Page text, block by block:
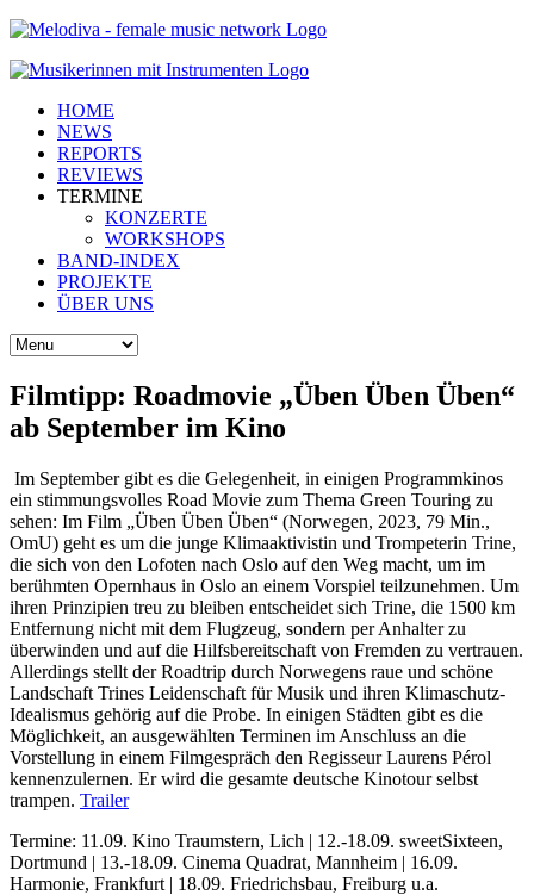
HOME
NEWS
REPORTS
REVIEWS
TERMINE
KONZERTE
WORKSHOPS
BAND-INDEX
PROJEKTE
ÜBER UNS
Filmtipp: Roadmovie „Üben Üben Üben“
ab September im Kino
Im September gibt es die Gelegenheit, in einigen Programmkinos
ein stimmungsvolles Road Movie zum Thema Green Touring zu
sehen: Im Film „Üben Üben Üben“ (Norwegen, 2023, 79 Min.,
OmU) geht es um die junge Klimaaktivistin und Trompeterin Trine,
die sich von den Lofoten nach Oslo auf den Weg macht, um im
berühmten Opernhaus in Oslo an einem Vorspiel teilzunehmen. Um
ihren Prinzipien treu zu bleiben entscheidet sich Trine, die 1500 km
Entfernung nicht mit dem Flugzeug, sondern per Anhalter zu
überwinden und auf die Hilfsbereitschaft von Fremden zu vertrauen.
Allerdings stellt der Roadtrip durch Norwegens raue und schöne
Landschaft Trines Leidenschaft für Musik und ihren Klimaschutz-
Idealismus gehörig auf die Probe. In einigen Städten gibt es die
Möglichkeit, an ausgewählten Terminen im Anschluss an die
Vorstellung in einem Filmgespräch den Regisseur Laurens Pérol
kennenzulernen. Er wird die gesamte deutsche Kinotour selbst
trampen. Trailer
Termine: 11.09. Kino Traumstern, Lich | 12.-18.09. sweetSixteen,
Dortmund | 13.-18.09. Cinema Quadrat, Mannheim | 16.09.
Harmonie, Frankfurt | 18.09. Friedrichsbau, Freiburg u.a.